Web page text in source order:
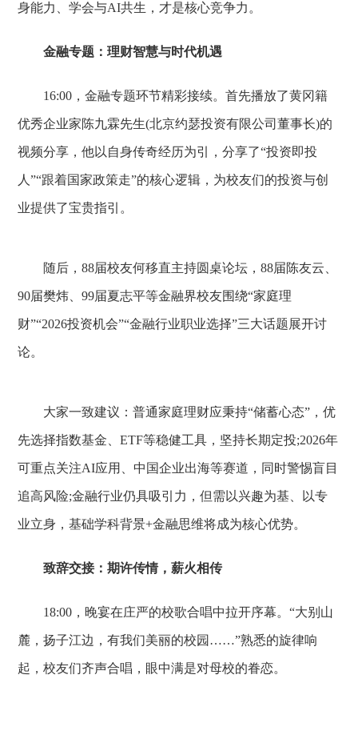
身能力、学会与AI共生，才是核心竞争力。
金融专题：理财智慧与时代机遇
16:00，金融专题环节精彩接续。首先播放了黄冈籍
优秀企业家陈九霖先生(北京约瑟投资有限公司董事长)的
视频分享，他以自身传奇经历为引，分享了“投资即投
人”“跟着国家政策走”的核心逻辑，为校友们的投资与创
业提供了宝贵指引。
随后，88届校友何移直主持圆桌论坛，88届陈友云、
90届樊炜、99届夏志平等金融界校友围绕“家庭理
财”“2026投资机会”“金融行业职业选择”三大话题展开讨
论。
大家一致建议：普通家庭理财应秉持“储蓄心态”，优
先选择指数基金、ETF等稳健工具，坚持长期定投;2026年
可重点关注AI应用、中国企业出海等赛道，同时警惕盲目
追高风险;金融行业仍具吸引力，但需以兴趣为基、以专
业立身，基础学科背景+金融思维将成为核心优势。
致辞交接：期许传情，薪火相传
18:00，晚宴在庄严的校歌合唱中拉开序幕。“大别山
麓，扬子江边，有我们美丽的校园……”熟悉的旋律响
起，校友们齐声合唱，眼中满是对母校的眷恋。